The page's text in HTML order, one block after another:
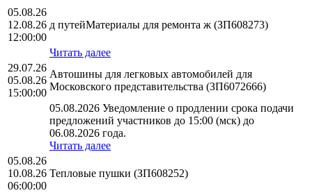
05.08.26
12.08.26
12:00:00
д путейМатериалы для ремонта ж (ЗП608273)
Читать далее
29.07.26
05.08.26
15:00:00
Автошины для легковых автомобилей для
Московского представительства (ЗП6072666)
05.08.2026 Уведомление о продлении срока подачи
предложений участников до 15:00 (мск) до
06.08.2026 года.
Читать далее
05.08.26
10.08.26
06:00:00
Тепловые пушки (ЗП608252)